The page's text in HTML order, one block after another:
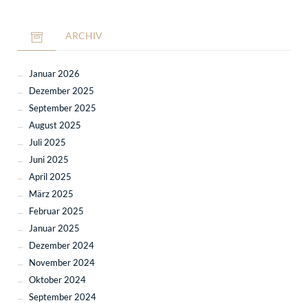
ARCHIV
Januar 2026
Dezember 2025
September 2025
August 2025
Juli 2025
Juni 2025
April 2025
März 2025
Februar 2025
Januar 2025
Dezember 2024
November 2024
Oktober 2024
September 2024